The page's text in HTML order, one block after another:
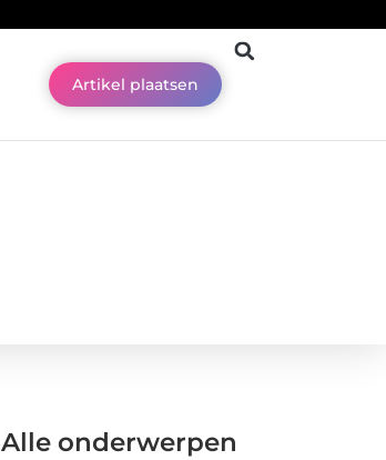
Artikel plaatsen
Alle onderwerpen